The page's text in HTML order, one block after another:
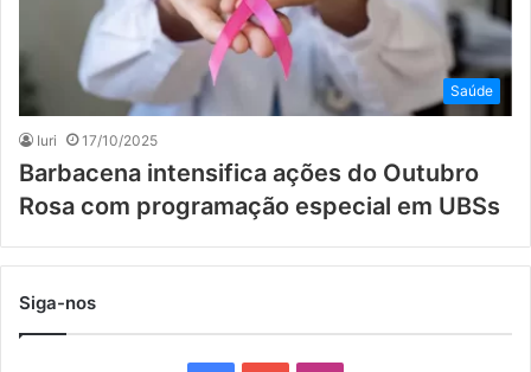
Saúde
Iuri 17/10/2025
Barbacena intensifica ações do Outubro
Rosa com programação especial em UBSs
Siga-nos